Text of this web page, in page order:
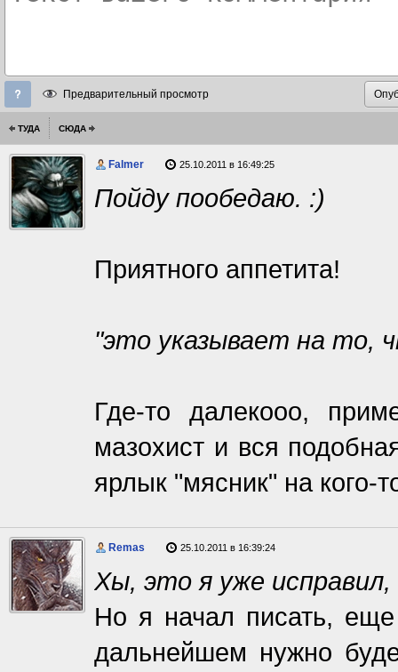
Предварительный просмотр
ТУДА СЮДА
Falmer 25.10.2011 в 16:49:25
Пойду пообедаю. :)
Приятного аппетита!
"это указывает на то,
Где-то далекооо,
мазохист и вся
ярлык "мясник" на кого-
Remas 25.10.2011 в 16:39:24
Хы, это я уже
Но я начал писать,
дальнейшем нужно